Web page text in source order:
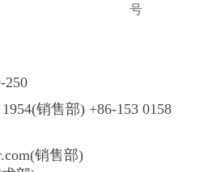
号
250
销售部) +86-153 0158
销售部)